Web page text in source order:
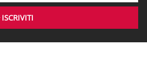
ISCRIVITI